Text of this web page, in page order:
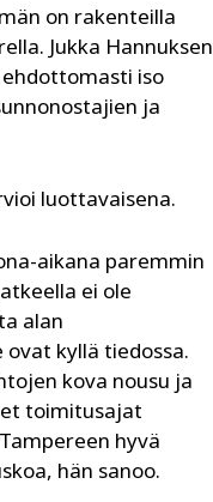
on rakenteilla
Jukka Hannuksen
iso
ja
luottavaisena.
aikana paremmin
ei ole
alan
kyllä tiedossa.
kova nousu ja
toimitusajat
hyvä
hän sanoo.